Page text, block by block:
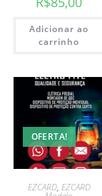
Adicionar ao
carrinho
OFERTA!
EZCARD, EZCARD